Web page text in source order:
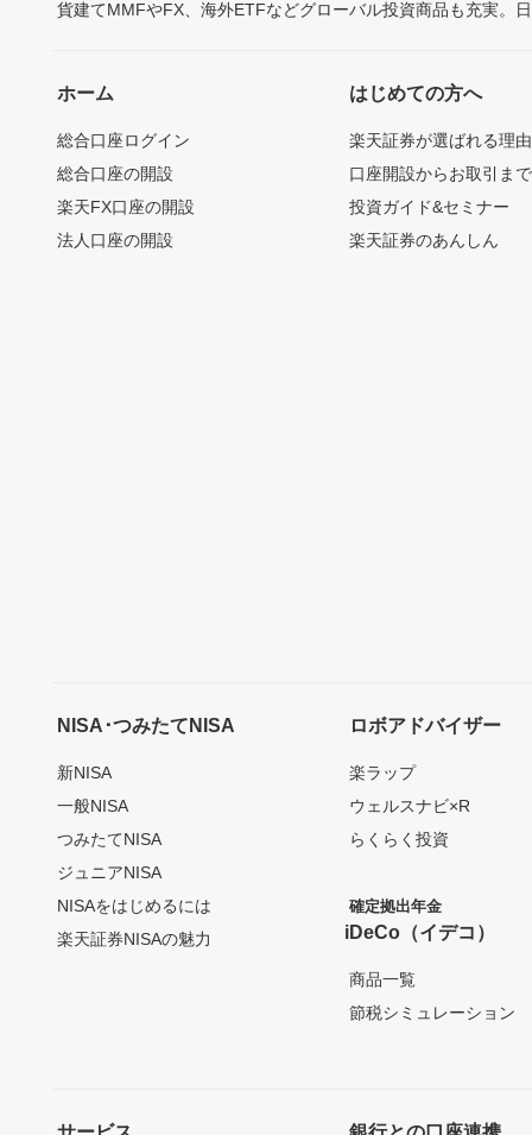
貨建てMMFやFX、海外ETFなどグローバル投資商品も充実。
ホーム
総合口座ログイン
総合口座の開設
楽天FX口座の開設
法人口座の開設
はじめての方へ
楽天証券が選ばれる理由
口座開設からお取引ま
投資ガイド&セミナー
楽天証券のあんしん
NISA･つみたてNISA
新NISA
一般NISA
つみたてNISA
ジュニアNISA
NISAをはじめるには
楽天証券NISAの魅力
ロボアドバイザー
楽ラップ
ウェルスナビ×R
らくらく投資
確定拠出年金
iDeCo（イデコ）
商品一覧
節税シミュレーション